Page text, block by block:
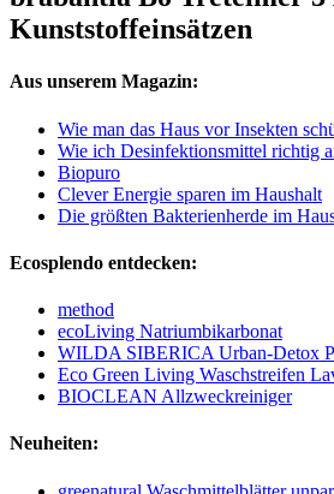
Kunststoffeinsätzen
Aus unserem Magazin:
Wie man das Haus vor Insekten
Wie ich Desinfektionsmittel richtig
Biopuro
Clever Energie sparen im Haushalt
Die größten Bakterienherde im
Ecosplendo entdecken:
method
ecoLiving Natriumbikarbonat
WILDA SIBERICA Urban-Detox
Eco Green Living Waschstreifen
BIOCLEAN Allzweckreiniger
Neuheiten: